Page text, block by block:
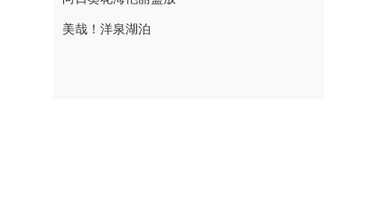
美哉！洋泉湖泊